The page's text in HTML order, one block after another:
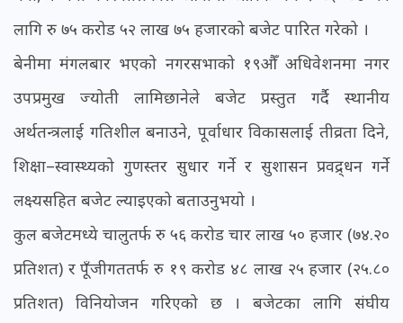
लागि रु ७५ करोड ५२ लाख ७५ हजारको बजेट पारित गरेको ।
बेनीमा मंगलबार भएको नगरसभाको १९औँ अधिवेशनमा नगर
उपप्रमुख ज्योती लामिछानेले बजेट प्रस्तुत गर्दै स्थानीय
अर्थतन्त्रलाई गतिशील बनाउने, पूर्वाधार विकासलाई तीव्रता दिने,
शिक्षा–स्वास्थ्यको गुणस्तर सुधार गर्ने र सुशासन प्रवद्र्धन गर्ने
लक्ष्यसहित बजेट ल्याइएको बताउनुभयो ।
कुल बजेटमध्ये चालुतर्फ रु ५६ करोड चार लाख ५० हजार (७४.२०
प्रतिशत) र पूँजीगततर्फ रु १९ करोड ४८ लाख २५ हजार (२५.८०
प्रतिशत) विनियोजन गरिएको छ । बजेटका लागि संघीय